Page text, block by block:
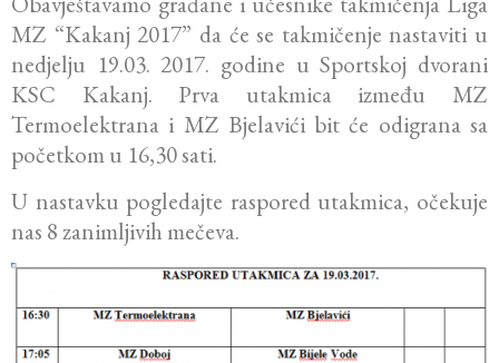
MZ “Kakanj 2017” da će se takmičenje nastaviti u
nedjelju 19.03. 2017. godine u Sportskoj dvorani
KSC Kakanj. Prva utakmica između MZ
Termoelektrana i MZ Bjelavići bit će odigrana sa
početkom u 16,30 sati.
U nastavku pogledajte raspored utakmica, očekuje
nas 8 zanimljivih mečeva.